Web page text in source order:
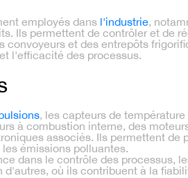
employés dans l'industrie,
Ils permettent de contrôler et de
convoyeurs et des entrepôts
l'efficacité des processus.
, les capteurs de
à combustion interne, des
associés. Ils permettent de
émissions polluantes.
dans le contrôle des processus,
où ils contribuent à la